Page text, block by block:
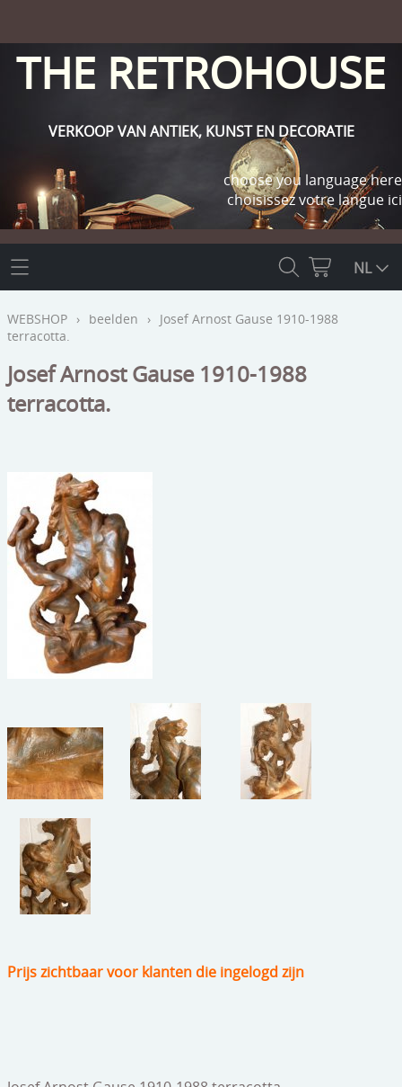
THE RETROHOUSE
VERKOOP VAN ANTIEK, KUNST EN DECORATIE
choose you language here
choisissez votre langue ici
THE RETROHOUSE
WEBSHOP
religie
reclamevoorwerpen/merken
curiosa
schilderijen
porselein/aardewerk
juwelen/horloges/brillen
medailles/munten/bankbiljetten
ets/tekening/litho/gravure
glaswerk
lamp/luchter
speelgoed
zilverwerk
klokken
tapijten
KLANT WORDEN / INLOGGEN
NL
WEBSHOP › beelden › Josef Arnost Gause 1910-1988
terracotta.
Josef Arnost Gause 1910-1988
terracotta.
Prijs zichtbaar voor klanten die ingelogd zijn